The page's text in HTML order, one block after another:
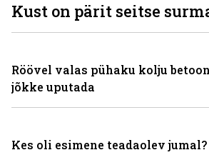
Kust on pärit seitse
Röövel valas pühaku kolju
jõkke uputada
Kes oli esimene teadaolev jumal?